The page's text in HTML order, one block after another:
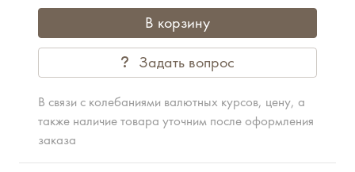
820 x 120; Масса: 5.5 кг.
Опционально: сабвуфер TA 12 Sub # 10802
В корзину
Задать вопрос
В связи с колебаниями валютных курсов, цену, а
также наличие товара уточним после оформления
заказа